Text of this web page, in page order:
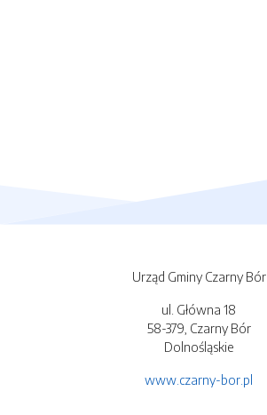
Urząd Gminy Czarny Bór
ul. Główna 18
58-379, Czarny Bór
Dolnośląskie
www.czarny-bor.pl